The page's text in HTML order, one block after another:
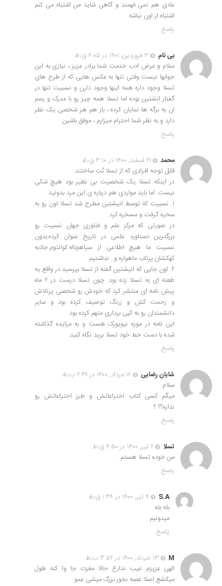
عادی هم نمی فهمند و گاهی شاید من اشتباه می کنم
اشتباه از اون نباشه
پاسخ
بی نام
۳ فروردین, ۱۴۰۱ در ۶:۰۵ ق٫ظ
سلام و عرض ادب خدمت شما برادر عزیز ، نیازی به این
جوابها نیست وقتی تنها به عکس هایی که از طرح های
تسلا وجود داره همه اینها وجود دارن و نسبیت تنها در
گفتار انشتین بوده اما تسلا همه چیز رو با مدرک و رسم
ان به برگه ها نمایان کرده ، باز هم هر شخصی یک نظر
دارد و به نظر شما احترام میزارم ، موفق باشین
پاسخ
محمد
۲۱ اسفند, ۱۴۰۰ در ۳:۱۰ ق٫ظ
قابل توجه افرادی که از تسلا بُت ساختند.
در اینکه تسلا یک شخصیت بی نظیر بود هیچ شکی
نیست. اما باید مواردی هم درباره ی این مرد بدونید.
۱. نسبیت که توسط انیشتین مطرح شد تسلا اون رو به
سخره گرفت و مسخره کرد.
در صورتی که مرکز علم و فناوری جهان نسبیت رو
بزرگترین دستاورد علمی در تاریخ عنوان کرده.بدون
نسبیت ما هیچ اطلاعی از سیاهچاله.کوانتوم.جاذبه
کهکشان.پرتاب ماهواره و.. نداشتیم.
۲. اون جایی که انیشتین گفته از تسلا بپرسید در واقع یه
طعنه ای به تسلا زده بود. چون تسلا درست در ۲ ماه
پیش نامه ای منتشر کرد که خودش رو شخصی پرتلاش
و زحمت کش و زرنگ توصیف کرده بود و سایر
دانشمندان رو به کپی برداری متهم کرده بود.
این نامه در موزه نیویورک هست و به مزایده گذاشته
شده با دست خط خود تسلا برید نگاه کنید.
پاسخ
شایان رضایی
۱۶ مرداد, ۱۴۰۰ در ۲:۴۸ ب٫ظ
سلام.
میگم کسی کتاب اختراعاتش و طرز اختراعاتش رو
نداره؟؟ ؟
پاسخ
تسلا
۲ تیر, ۱۴۰۰ در ۴:۵۰ ق٫ظ
من خوده تسلا هستم.
پاسخ
S.A
۴ تیر, ۱۴۰۰ در ۱:۳۸ ق٫ظ
بله بله
میدونیم
پاسخ
M
۱۳ خرداد, ۱۴۰۰ در ۳:۵۲ ب٫ظ
الهی عزیزم عیب ندارع حالا مغزت جا وا کنه طول
میکشع اصلا غصه نخور بزرگ میشی عمو